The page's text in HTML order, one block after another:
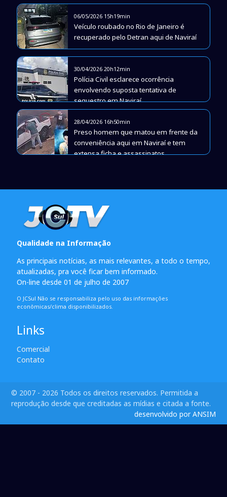
06/05/2026 15h19min
Veículo roubado no Rio de Janeiro é
recuperado pelo Detran aqui de Naviraí
30/04/2026 20h12min
Polícia Civil esclarece ocorrência
envolvendo suposta tentativa de
sequestro em Naviraí
28/04/2026 16h50min
Preso homem que matou em frente da
conveniência aqui em Naviraí e tem
extensa ficha e assassinatos
Qualidade na Informação
As principais notícias, as mais relevantes, a todo o tempo,
atualizadas, pra você ficar bem informado.
On-line desde 01 de julho de 2007
O JCSul Não se responsabiliza pelo uso das informações
econômicas/clima disponibilizados.
Links
Comercial
Contato
© 2007 - 2026 Todos os direitos reservados. Permitida a
reprodução desde que creditadas as mídias e citada a fonte.
desenvolvido por ANSIM